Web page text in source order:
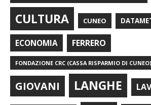
CULTURA CUNEO
ECONOMIA FERRERO
FONDAZIONE CRC (CASSA RISPARMIO DI CUNEO)
GIOVANI LANGHE